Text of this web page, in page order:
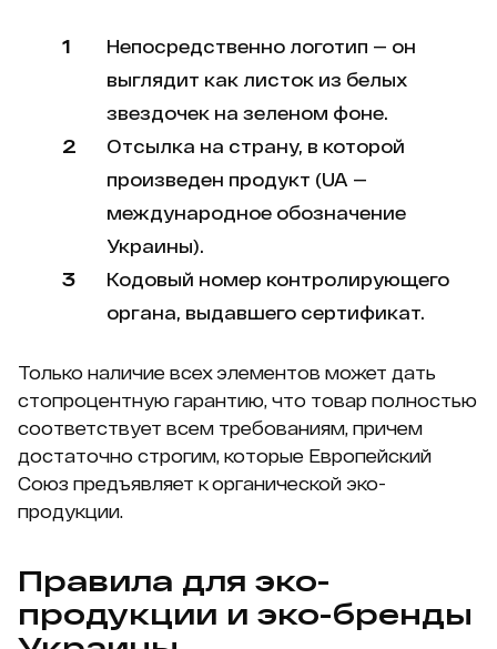
Непосредственно логотип — он
выглядит как листок из белых
звездочек на зеленом фоне.
Отсылка на страну, в которой
произведен продукт (UA —
международное обозначение
Украины).
Кодовый номер контролирующего
органа, выдавшего сертификат.
Только наличие всех элементов может дать
стопроцентную гарантию, что товар полностью
соответствует всем требованиям, причем
достаточно строгим, которые Европейский
Союз предъявляет к органической эко-
продукции.
Правила для эко-
продукции и эко-бренды